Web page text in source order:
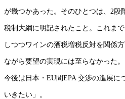
が幾つかあった。そのひとつは、2段
税制大綱に明記されたこと。これま
しつつワインの酒税増税反対を関係
ながら要望の実現には至らなかった
今後は日本・EU間EPA 交渉の進展に
いきたい」。